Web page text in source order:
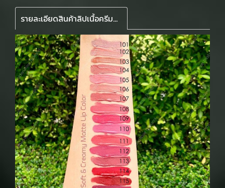
รายละเอียดสินค้าลิปเนื้อครีมลิขวิด เนื้อนุ่มละมุน น้ำหนักเบา เหมือนปุยนุ่นบนริมฝีปาก ติดทนนาน มีโจโจบา และอโวคาโด ออยล์บำรุงให้ความชุ่มชื้น แปรงแบนปลายดค้ง วาดรูปปากคมชัด